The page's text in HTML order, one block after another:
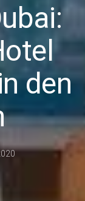
den